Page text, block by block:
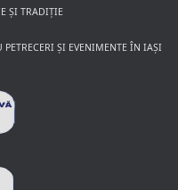
ȘI TRADIȚIE
ȘI EVENIMENTE ÎN IAȘI